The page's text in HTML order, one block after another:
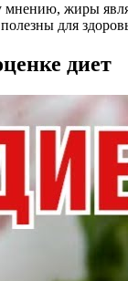
жиры
для
диет